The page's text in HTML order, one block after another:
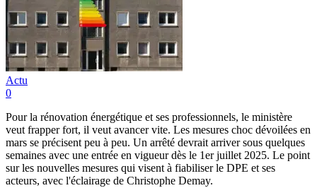
Actu
0
Pour la rénovation énergétique et ses professionnels, le ministère
veut frapper fort, il veut avancer vite. Les mesures choc dévoilées en
mars se précisent peu à peu. Un arrêté devrait arriver sous quelques
semaines avec une entrée en vigueur dès le 1er juillet 2025. Le point
sur les nouvelles mesures qui visent à fiabiliser le DPE et ses
acteurs, avec l'éclairage de Christophe Demay.